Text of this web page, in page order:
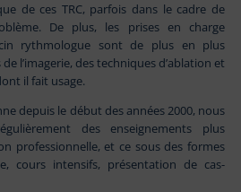
de ces TRC, parfois dans le cadre de
De plus, les prises en charge
rythmologue sont de plus en plus
l’imagerie, des techniques d’ablation et
il fait usage.
depuis le début des années 2000, nous
des enseignements plus
professionnelle, et ce sous des formes
cours intensifs, présentation de cas-